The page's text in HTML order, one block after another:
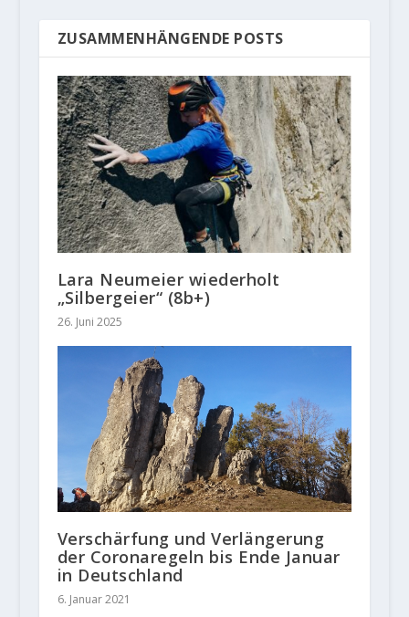
ZUSAMMENHÄNGENDE POSTS
Lara Neumeier wiederholt
„Silbergeier“ (8b+)
26. Juni 2025
Verschärfung und Verlängerung
der Coronaregeln bis Ende Januar
in Deutschland
6. Januar 2021